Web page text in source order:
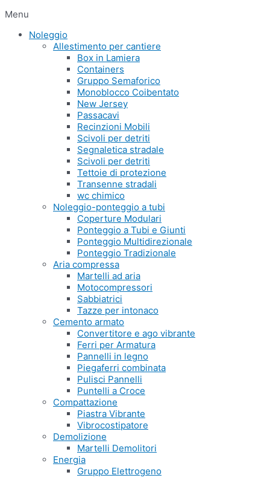
Menu
Noleggio
Allestimento per cantiere
Box in Lamiera
Containers
Gruppo Semaforico
Monoblocco Coibentato
New Jersey
Passacavi
Recinzioni Mobili
Scivoli per detriti
Segnaletica stradale
Scivoli per detriti
Tettoie di protezione
Transenne stradali
wc chimico
Noleggio-ponteggio a tubi
Coperture Modulari
Ponteggio a Tubi e Giunti
Ponteggio Multidirezionale
Ponteggio Tradizionale
Aria compressa
Martelli ad aria
Motocompressori
Sabbiatrici
Tazze per intonaco
Cemento armato
Convertitore e ago vibrante
Ferri per Armatura
Pannelli in legno
Piegaferri combinata
Pulisci Pannelli
Puntelli a Croce
Compattazione
Piastra Vibrante
Vibrocostipatore
Demolizione
Martelli Demolitori
Energia
Gruppo Elettrogeno